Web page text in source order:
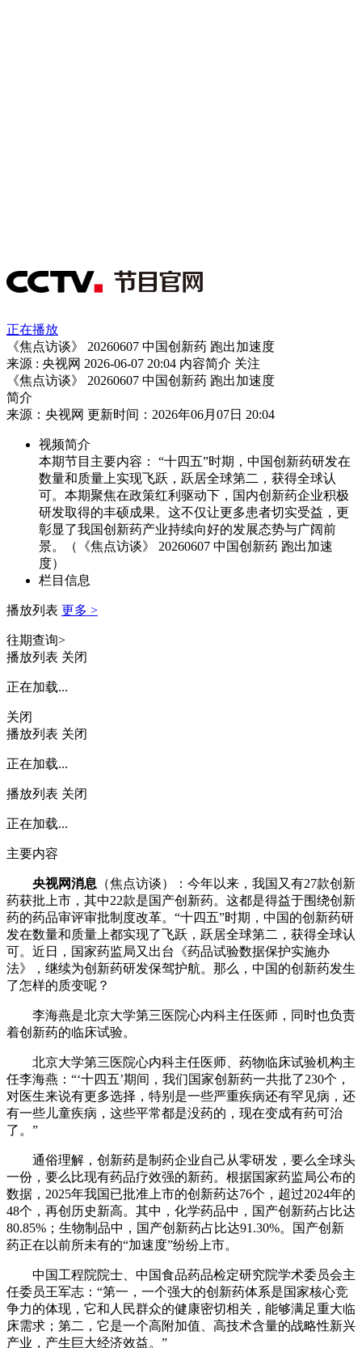
正在播放
《焦点访谈》 20260607 中国创新药 跑出加速度
来源 : 央视网 2026-06-07 20:04 内容简介 关注
《焦点访谈》 20260607 中国创新药 跑出加速度
简介
来源：央视网 更新时间：2026年06月07日 20:04
视频简介
本期节目主要内容： “十四五”时期，中国创新药研发在
数量和质量上实现飞跃，跃居全球第二，获得全球认
可。本期聚焦在政策红利驱动下，国内创新药企业积极
研发取得的丰硕成果。这不仅让更多患者切实受益，更
彰显了我国创新药产业持续向好的发展态势与广阔前
景。（《焦点访谈》 20260607 中国创新药 跑出加速
度）
栏目信息
播放列表 更多 >
往期查询>
播放列表 关闭
正在加载...
关闭
播放列表 关闭
正在加载...
播放列表 关闭
正在加载...
主要内容
央视网消息 （焦点访谈）：今年以来，我国又有27款创新
药获批上市，其中22款是国产创新药。这都是得益于围绕创新
药的药品审评审批制度改革。“十四五”时期，中国的创新药研
发在数量和质量上都实现了飞跃，跃居全球第二，获得全球认
可。近日，国家药监局又出台《药品试验数据保护实施办
法》，继续为创新药研发保驾护航。那么，中国的创新药发生
了怎样的质变呢？
李海燕是北京大学第三医院心内科主任医师，同时也负责
着创新药的临床试验。
北京大学第三医院心内科主任医师、药物临床试验机构主
任李海燕：“‘十四五’期间，我们国家创新药一共批了230个，
对医生来说有更多选择，特别是一些严重疾病还有罕见病，还
有一些儿童疾病，这些平常都是没药的，现在变成有药可治
了。”
通俗理解，创新药是制药企业自己从零研发，要么全球头
一份，要么比现有药品疗效强的新药。根据国家药监局公布的
数据，2025年我国已批准上市的创新药达76个，超过2024年的
48个，再创历史新高。其中，化学药品中，国产创新药占比达
80.85%；生物制品中，国产创新药占比达91.30%。国产创新
药正在以前所未有的“加速度”纷纷上市。
中国工程院院士、中国食品药品检定研究院学术委员会主
任委员王军志：“第一，一个强大的创新药体系是国家核心竞
争力的体现，它和人民群众的健康密切相关，能够满足重大临
床需求；第二，它是一个高附加值、高技术含量的战略性新兴
产业，产生巨大经济效益。”